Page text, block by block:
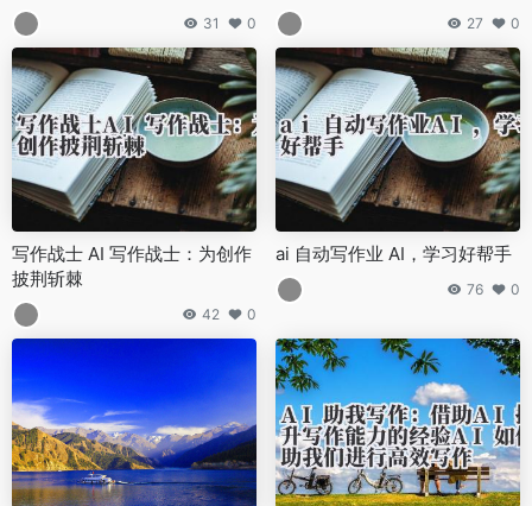
用
31 0 27 0
写作战士 AI 写作战士：为创作
披荆斩棘
42 0
ai 自动写作业 AI，学习好帮手
76 0